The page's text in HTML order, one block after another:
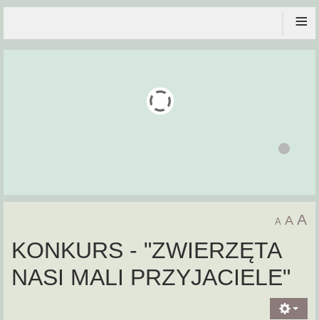
≡
A A A
KONKURS - "ZWIERZĘTA
NASI MALI PRZYJACIELE"